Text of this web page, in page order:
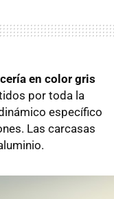
en color gris
por toda la
específico
Las carcasas